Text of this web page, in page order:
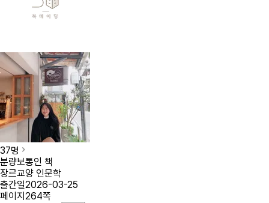
37명
분량보통인 책
장르교양 인문학
출간일2026-03-25
페이지 264쪽